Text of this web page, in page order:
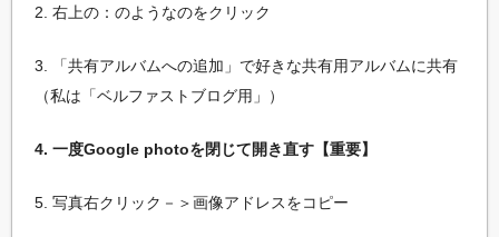
2. 右上の：のようなのをクリック
3. 「共有アルバムへの追加」で好きな共有用アルバムに共有
（私は「ベルファストブログ用」）
4. 一度Google photoを閉じて開き直す【重要】
5. 写真右クリック－＞画像アドレスをコピー